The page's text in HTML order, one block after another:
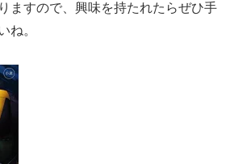
ますので、興味を持たれたらぜひ手
ね。